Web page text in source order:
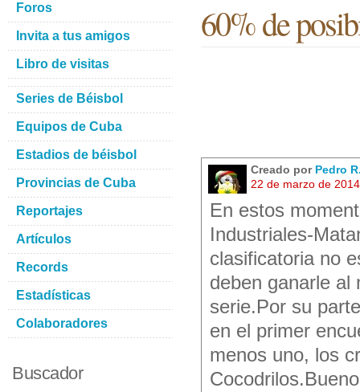
60% de
Creado por Pedro
22 de marzo de
En estos
Industriales-
clasificatoria no
deben ganarle al
serie.Por su
en el primer
menos uno, los
Foros
Invita a tus amigos
Libro de visitas
Series de Béisbol
Equipos de Cuba
Estadios de béisbol
Provincias de Cuba
Reportajes
Artículos
Records
Estadísticas
Colaboradores
Buscador